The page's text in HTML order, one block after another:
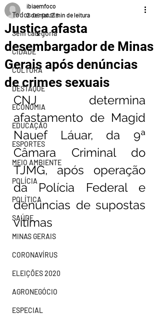
Todos os posts
Sem categoria
CIDADE
CULTURA
DESTAQUE
ECONOMIA
EDUCAÇÃO
ESPORTES
MEIO AMBIENTE
POLÍCIA
POLÍTICA
SAÚDE
MINAS GERAIS
CORONAVÍRUS
ELEIÇÕES 2020
AGRONEGÓCIO
ESPECIAL
Justiça afasta
desembargador de Minas
Gerais após denúncias
de crimes sexuais
ibiaemfoco
2 de mar.2 min de leitura
CNJ determina
afastamento de Magid
Nauef Láuar, da 9ª
Câmara Criminal do
TJMG, após operação
da Polícia Federal e
denúncias de supostas
vítimas